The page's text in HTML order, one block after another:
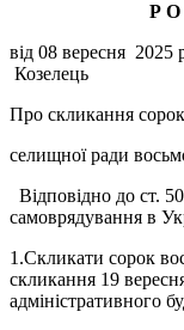
Р
від 08
Про скликання сорок
селищної ради
Відповідно до ст.
самоврядування в
1.Скликати сорок
скликання 19
адміністративного